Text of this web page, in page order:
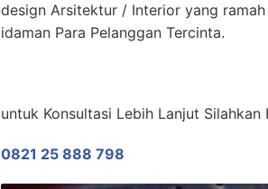
design Arsitektur / Interior yang
idaman Para Pelanggan Tercinta.
untuk Konsultasi Lebih Lanjut Silahkan
0821 25 888 798